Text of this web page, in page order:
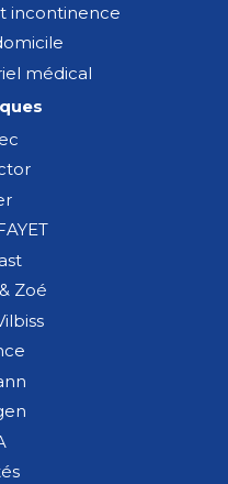
incontinence
médical
Zoé